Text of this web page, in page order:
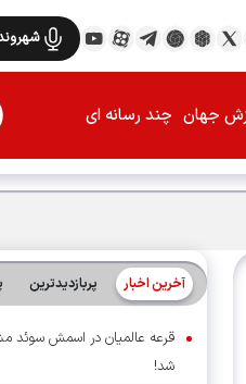
جهان چند رسانه ای
آخرین اخبار پربازدیدترین
قرعه عالمیان در اسمش
شد!